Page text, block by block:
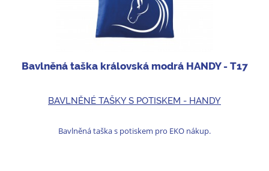
Bavlněná taška královská modrá HANDY - T17
BAVLNĚNÉ TAŠKY S POTISKEM - HANDY
Bavlněná taška s potiskem pro EKO nákup.